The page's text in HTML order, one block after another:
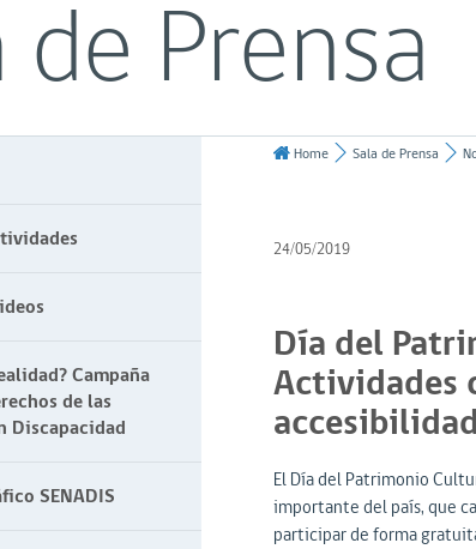
de Prensa
Campaña
de las
Discapacidad
SENADIS
Home Sala de Prensa
24/05/2019
Día del
Actividades
El Día del Patrimonio
importante del país, que
participar de forma